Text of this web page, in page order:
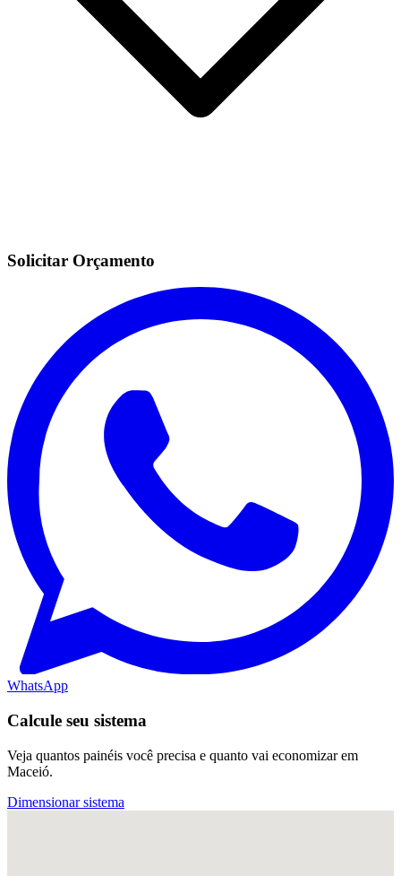
Solicitar Orçamento
WhatsApp
Calcule seu sistema
Veja quantos painéis você precisa e quanto vai economizar em
Maceió.
Dimensionar sistema